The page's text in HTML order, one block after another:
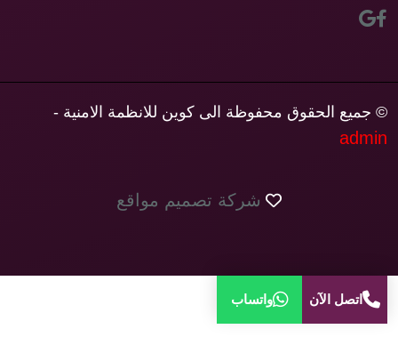
© جميع الحقوق محفوظة الى كوين للانظمة الامنية -
admin
شركة تصميم مواقع
اتصل الآن واتساب